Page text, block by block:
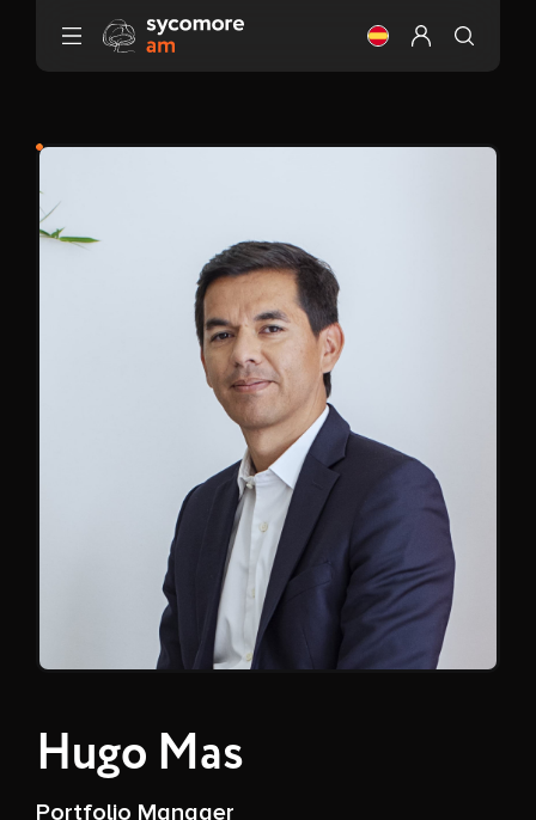
Ir al contenido
Cambia el idioma
Configurar
Hugo Mas
Portfolio Manager